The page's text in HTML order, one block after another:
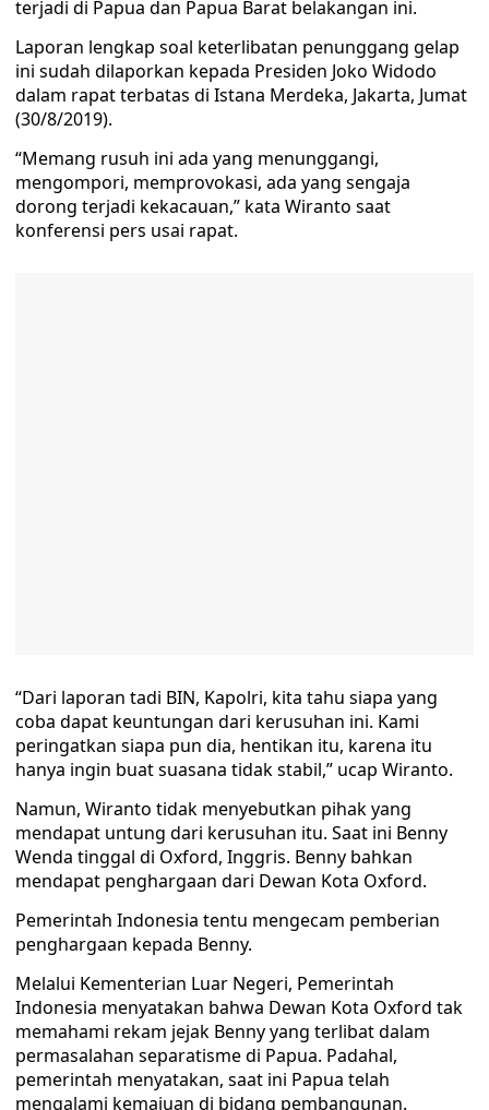
terjadi di Papua dan Papua Barat belakangan ini.
Laporan lengkap soal keterlibatan penunggang gelap
ini sudah dilaporkan kepada Presiden Joko Widodo
dalam rapat terbatas di Istana Merdeka, Jakarta, Jumat
(30/8/2019).
“Memang rusuh ini ada yang menunggangi,
mengompori, memprovokasi, ada yang sengaja
dorong terjadi kekacauan,” kata Wiranto saat
konferensi pers usai rapat.
“Dari laporan tadi BIN, Kapolri, kita tahu siapa yang
coba dapat keuntungan dari kerusuhan ini. Kami
peringatkan siapa pun dia, hentikan itu, karena itu
hanya ingin buat suasana tidak stabil,” ucap Wiranto.
Namun, Wiranto tidak menyebutkan pihak yang
mendapat untung dari kerusuhan itu. Saat ini Benny
Wenda tinggal di Oxford, Inggris. Benny bahkan
mendapat penghargaan dari Dewan Kota Oxford.
Pemerintah Indonesia tentu mengecam pemberian
penghargaan kepada Benny.
Melalui Kementerian Luar Negeri, Pemerintah
Indonesia menyatakan bahwa Dewan Kota Oxford tak
memahami rekam jejak Benny yang terlibat dalam
permasalahan separatisme di Papua. Padahal,
pemerintah menyatakan, saat ini Papua telah
mengalami kemajuan di bidang pembangunan.